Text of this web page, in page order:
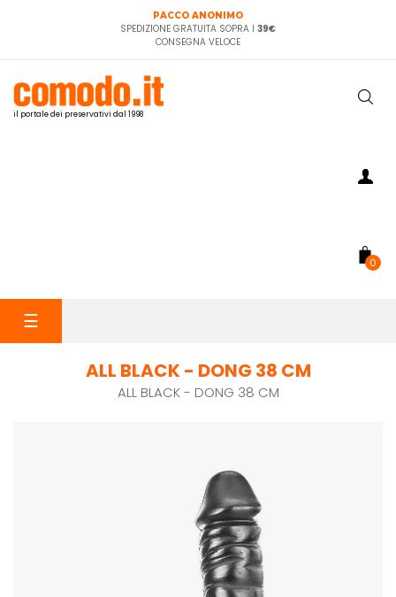
PACCO ANONIMO
SPEDIZIONE GRATUITA SOPRA I 39€
CONSEGNA VELOCE
il portale dei preservativi dal 1998
0
navigazione
☰
ALL BLACK - DONG 38 CM
ALL BLACK - DONG 38 CM